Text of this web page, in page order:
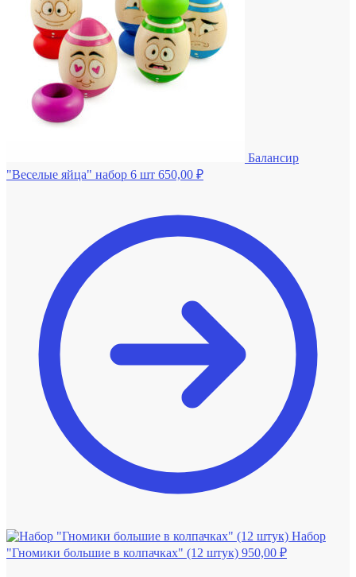
Балансир
"Веселые яйца" набор 6 шт 650,00 ₽
Набор
"Гномики большие в колпачках" (12 штук) 950,00 ₽